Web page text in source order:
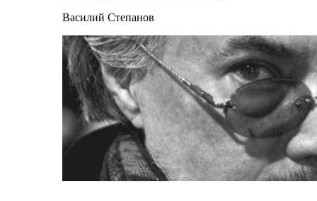
Василий Степанов